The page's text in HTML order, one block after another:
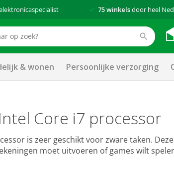
75 winkelsdoor heel
& wonen Persoonlijke verzorging
Core i7 processor
is zeer geschikt voor zware taken.
moet uitvoeren of games wilt